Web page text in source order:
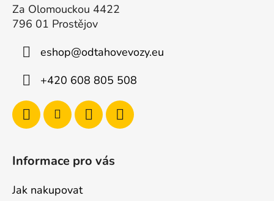
Za Olomouckou 4422
796 01 Prostějov
eshop@odtahovevozy.eu
+420 608 805 508
Informace pro vás
Jak nakupovat